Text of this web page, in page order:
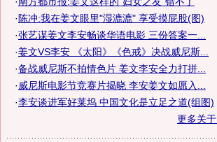
· 陈冲:我在姜文眼里"湿漉漉" 享受摸屁股(图)
·张艺谋姜文李安畅谈华语电影 三份答案一...
·姜文VS李安 《太阳》《色戒》决战威尼斯...
·备战威尼斯不拍情色片 姜文李安全力打拼...
· 威尼斯电影节竞赛片揭晓 李安姜文如愿入...
·李安谈进军好莱坞 中国文化是立足之道(组图)
更多关于